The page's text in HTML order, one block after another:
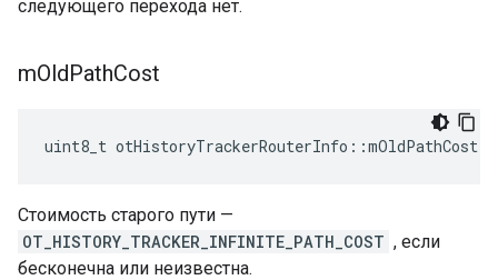
следующего перехода нет.
mOldPathCost
uint8_t otHistoryTrackerRouterInfo ::mOldPathCost
Стоимость старого пути —
OT_HISTORY_TRACKER_INFINITE_PATH_COST , если
бесконечна или неизвестна.